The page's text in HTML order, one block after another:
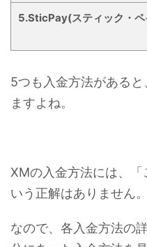
5.SticPay(スティック・ペ
5つも入金方法がある
ますよね。
XMの入金方法には、「
いう正解はありません。
なので、各入金方法の